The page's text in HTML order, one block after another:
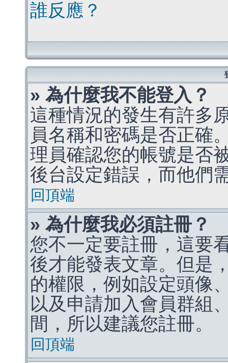
誰反應？
» 為什麼我不能登入？
這種情況的發生有許多
員名稱和密碼是否正確
理員確認您的帳號是否
後台設定錯誤，而他們
回頂端
» 為什麼我必須註冊？
您不一定要註冊，這要
後才能發表文章。但是
的權限，例如設定頭像
以及申請加入會員群組
間，所以建議您註冊。
回頂端